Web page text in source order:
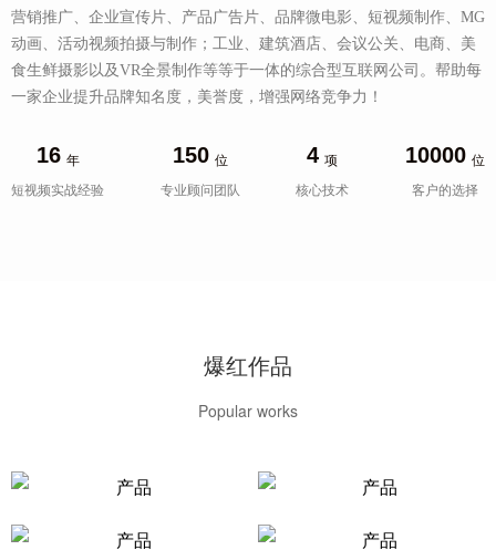
营销推广、企业宣传片、产品广告片、品牌微电影、短视频制作、MG
动画、活动视频拍摄与制作；工业、建筑酒店、会议公关、电商、美
食生鲜摄影以及VR全景制作等等于一体的综合型互联网公司。帮助每
一家企业提升品牌知名度，美誉度，增强网络竞争力！
16 年
短视频实战经验
150 位
专业顾问团队
4 项
核心技术
10000 位
客户的选择
爆红作品
Popular works